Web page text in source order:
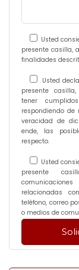
Usted
presente casilla,
finalidades
Usted
presente
tener
respondiendo
veracidad de
ende, las
respecto.
Usted
presente
relacionadas
teléfono, correo
o medios de